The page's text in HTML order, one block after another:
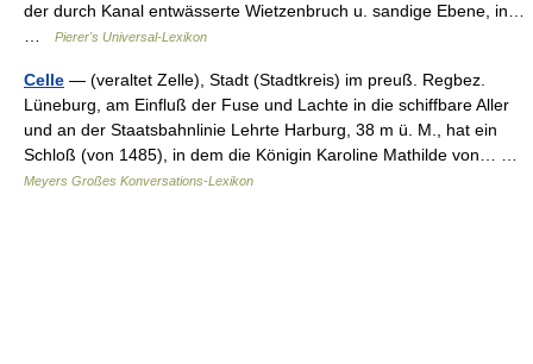
der durch Kanal entwässerte Wietzenbruch u. sandige Ebene, in…
…
Pierer's Universal-Lexikon
Celle — (veraltet Zelle), Stadt (Stadtkreis) im preuß. Regbez.
Lüneburg, am Einfluß der Fuse und Lachte in die schiffbare Aller
und an der Staatsbahnlinie Lehrte Harburg, 38 m ü. M., hat ein
Schloß (von 1485), in dem die Königin Karoline Mathilde von… …
Meyers Großes Konversations-Lexikon